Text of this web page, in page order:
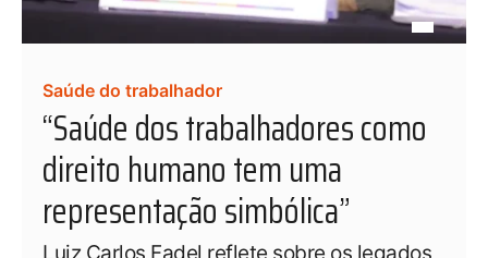
Saúde do trabalhador
“Saúde dos trabalhadores como
direito humano tem uma
representação simbólica”